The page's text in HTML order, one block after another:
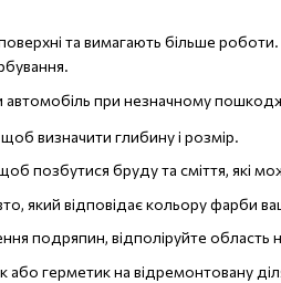
та вимагають більше
автомобіль при незначному
щоб визначити глибину і розмір.
позбутися бруду та сміття, які
який відповідає кольору фарби
подряпин, відполіруйте
або герметик на відремонтовану